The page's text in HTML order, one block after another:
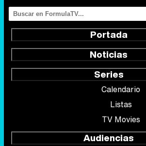
Portada
Noticias
Series
Calendario
Listas
TV Movies
Audiencias